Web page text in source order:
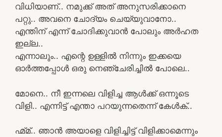
വിധിയാണ്.. നമുക്ക് അത് അനുസരിക്കാനെ
പറ്റു.. അവനെ ചോദ്യം ചെയ്യുവാനോ..
എന്തിന് എന്ന് ചോദിക്കുവാൻ പോലും അർഹത
ഇല്ല..
എന്നാലും.. എന്റെ ഉള്ളിൽ നിന്നും ഇക്കയെ
ഓർത്തപ്പോൾ ഒരു നെഞ്ചേരിച്ചിൽ പോലെ..
മോനെ.. നീ ഇന്നലെ വിളിച്ച ആൾക്ക് ഒന്നൂടെ
വിളി.. എന്നിട്ട് എന്താ പറയുന്നതെന്ന് കേൾക്..
ഹ്മ്മ്.. ഞാൻ അയാളെ വിളിച്ചിട്ട് വിളിക്കാമെന്നും